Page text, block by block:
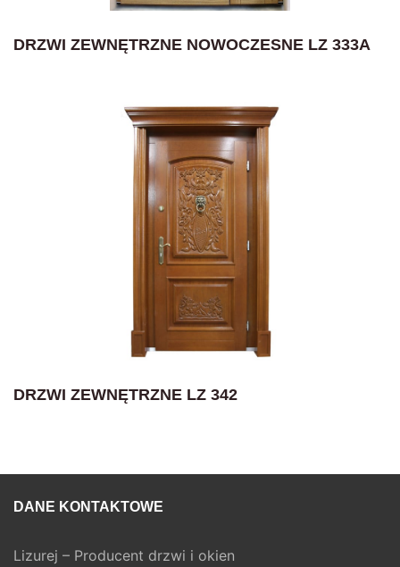
DRZWI ZEWNĘTRZNE NOWOCZESNE LZ 333A
DRZWI ZEWNĘTRZNE LZ 342
DANE KONTAKTOWE
Lizurej – Producent drzwi i okien